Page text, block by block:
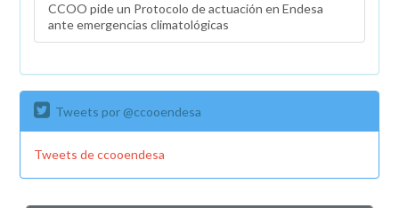
CCOO pide un Protocolo de actuación en Endesa
ante emergencias climatológicas
Tweets por @ccooendesa
Tweets de ccooendesa